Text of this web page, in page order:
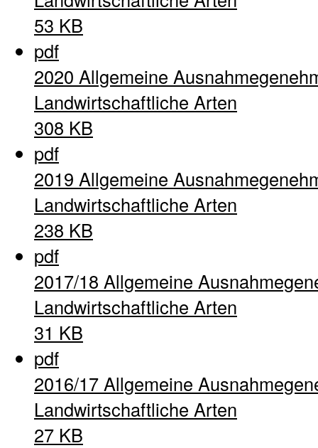
53 KB
pdf
2020 Allgemeine
Landwirtschaftliche Arten
308 KB
pdf
2019 Allgemeine
Landwirtschaftliche Arten
238 KB
pdf
2017/18 Allgemeine
Landwirtschaftliche Arten
31 KB
pdf
2016/17 Allgemeine
Landwirtschaftliche Arten
27 KB